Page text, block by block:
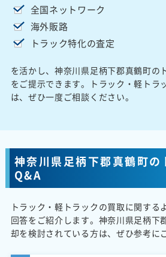
全国ネットワーク
海外販路
トラック特化の査定
を活かし、神奈川県足柄下郡真鶴町の
をご提示できます。トラック・軽トラ
は、ぜひ一度ご相談ください。
神奈川県足柄下郡真鶴町の
Q&A
トラック・軽トラックの買取に関する
回答をご紹介します。神奈川県足柄下
却を検討されている方は、ぜひ参考に